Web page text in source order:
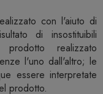
con l'aiuto di
di insostituibili
realizzato
l'uno dall'altro; le
essere interpretate
prodotto.